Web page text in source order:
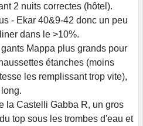
2 nuits correctes (hôtel).
- Ekar 40&9-42 donc un peu
dans le >10%.
Mappa plus grands pour
étanches (moins
les remplissant trop vite),
la Castelli Gabba R, un gros
top sous les trombes d'eau et